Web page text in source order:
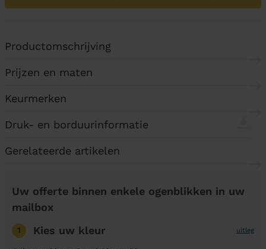
Productomschrijving
Prijzen en maten
Keurmerken
Druk- en borduurinformatie
Gerelateerde artikelen
Uw offerte binnen enkele ogenblikken in uw
mailbox
1 Kies uw kleur uitleg